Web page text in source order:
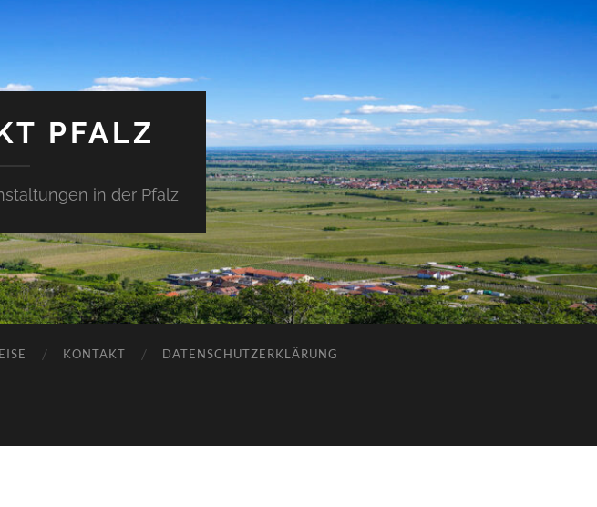
PFALZ
in der Pfalz
KONTAKT DATENSCHUTZERKLÄRUNG